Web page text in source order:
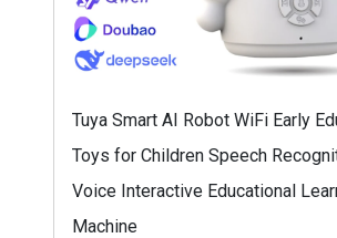
Tuya Smart AI Robot WiFi Early
Toys for Children Speech
Voice Interactive Educational
Machine